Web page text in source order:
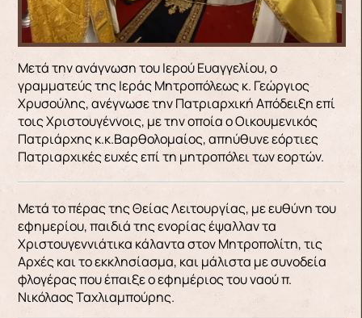
Μετά την ανάγνωση του Ιερού Ευαγγελίου, ο
γραμματεύς της Ιεράς Μητροπόλεως κ. Γεώργιος
Χρυσούλης, ανέγνωσε την Πατριαρχική Απόδειξη επί
τοις Χριστουγέννοις, με την οποία ο Οικουμενικός
Πατριάρχης κ.κ.Βαρθολομαίος, απηύθυνε εόρτιες
Πατριαρχικές ευχές επί τη μητροπόλει των εορτών.
Μετά το πέρας της Θείας Λειτουργίας, με ευθύνη του
εφημερίου, παιδιά της ενορίας έψαλλαν τα
Χριστουγεννιάτικα κάλαντα στον Μητροπολίτη, τις
Αρχές και το εκκλησίασμα, και μάλιστα με συνοδεία
φλογέρας που έπαιξε ο εφημέριος του ναού π.
Νικόλαος Ταχλιαμπούρης.